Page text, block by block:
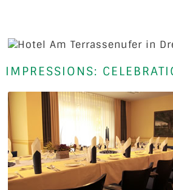
IMPRESSIONS: